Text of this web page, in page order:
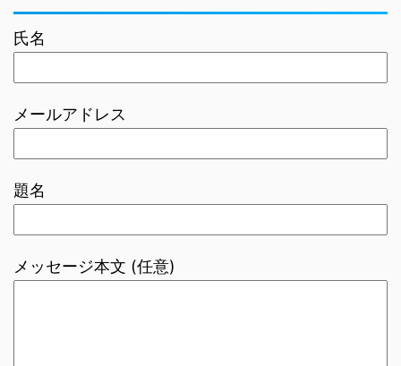
氏名
メールアドレス
題名
メッセージ本文 (任意)